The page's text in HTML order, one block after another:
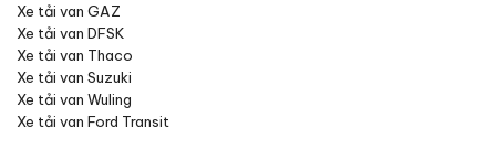
Xe tải van GAZ
Xe tải van DFSK
Xe tải van Thaco
Xe tải van Suzuki
Xe tải van Wuling
Xe tải van Ford Transit